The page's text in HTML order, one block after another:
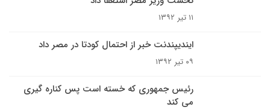
۱۱ تیر ۱۳۹۲
ایندیپندنت خبر از احتمال کودتا در مصر داد
۰۹ تیر ۱۳۹۲
رئیس جمهوری که خسته است پس کناره گیری
می کند